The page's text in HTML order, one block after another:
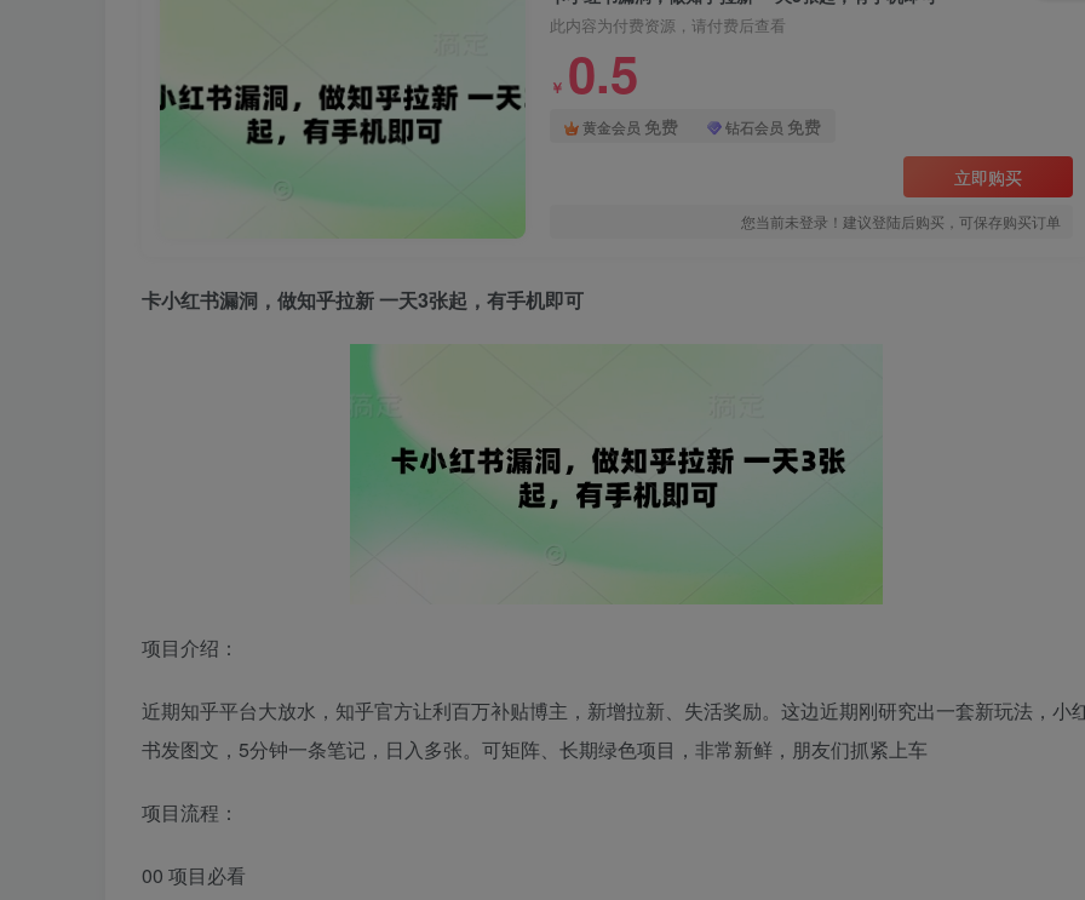
此内容为付费资源，请付费后查看
￥ 0.5
黄金会员 免费 钻石会员 免费
立即购买
您当前未登录！建议登陆后购买，可保存购买订单
卡小红书漏洞，做知乎拉新一天3张起，有手机即可
项目介绍：
近期知乎平台大放水，知乎官方让利百万补贴博主，新增拉新、失活奖励。这边近期刚研究出一套新玩法，小
书发图文，5分钟一条笔记，日入多张。可矩阵、长期绿色项目，非常新鲜，朋友们抓紧上车
项目流程：
00 项目必看